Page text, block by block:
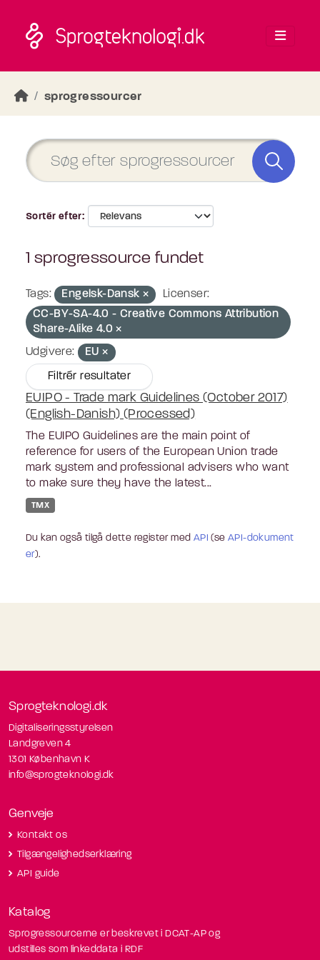
sprogressourcer
Sortér efter
1 sprogressource fundet
Tags: Engelsk-Dansk
Licenser:
CC-BY-SA-4.0 - Creative Commons Attribution
Share-Alike 4.0
Udgivere:
EU
Filtrér resultater
EUIPO - Trade mark Guidelines (October 2017)
(English-Danish) (Processed)
The EUIPO Guidelines are the main point of
reference for users of the European Union trade
mark system and professional advisers who want
to make sure they have the latest...
TMX
Du kan også tilgå dette register med API (seAPI-dokument
er).
Sprogteknologi.dk
Digitaliseringsstyrelsen
Landgreven 4
1301 København K
info@sprogteknologi.dk
Genveje
Kontakt os
Tilgængelighedserklæring
API guide
Katalog
Sprogressourcerne er beskrevet i DCAT-AP og
udstilles som linkeddata i RDF